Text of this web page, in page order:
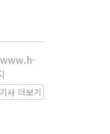
기사 더보기